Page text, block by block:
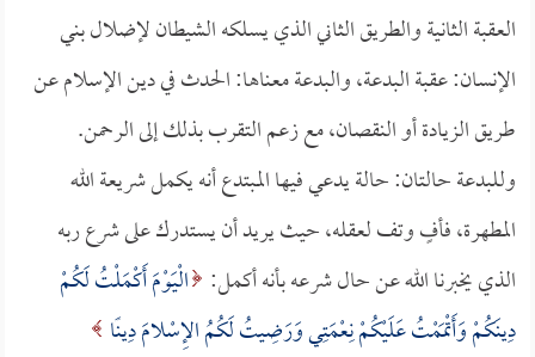
العقبة الثانية والطريق الثاني الذي يسلكه الشيطان لإضلال بني
الإنسان: عقبة البدعة، والبدعة معناها: الحدث في دين الإسلام عن
طريق الزيادة أو النقصان، مع زعم التقرب بذلك إلى الرحمن.
وللبدعة حالتان: حالة يدعي فيها المبتدع أنه يكمل شريعة الله
المطهرة، فأفٍ وتف لعقله، حيث يريد أن يستدرك على شرع ربه
الذي يخبرنا الله عن حال شرعه بأنه أكمل: الْيَوْمَ أَكْمَلْتُ لَكُمْ
دِينَكُمْ وَأَتْمَمْتُ عَلَيْكُمْ نِعْمَتِي وَرَضِيتُ لَكُمُ الإِسْلامَ دِينًا